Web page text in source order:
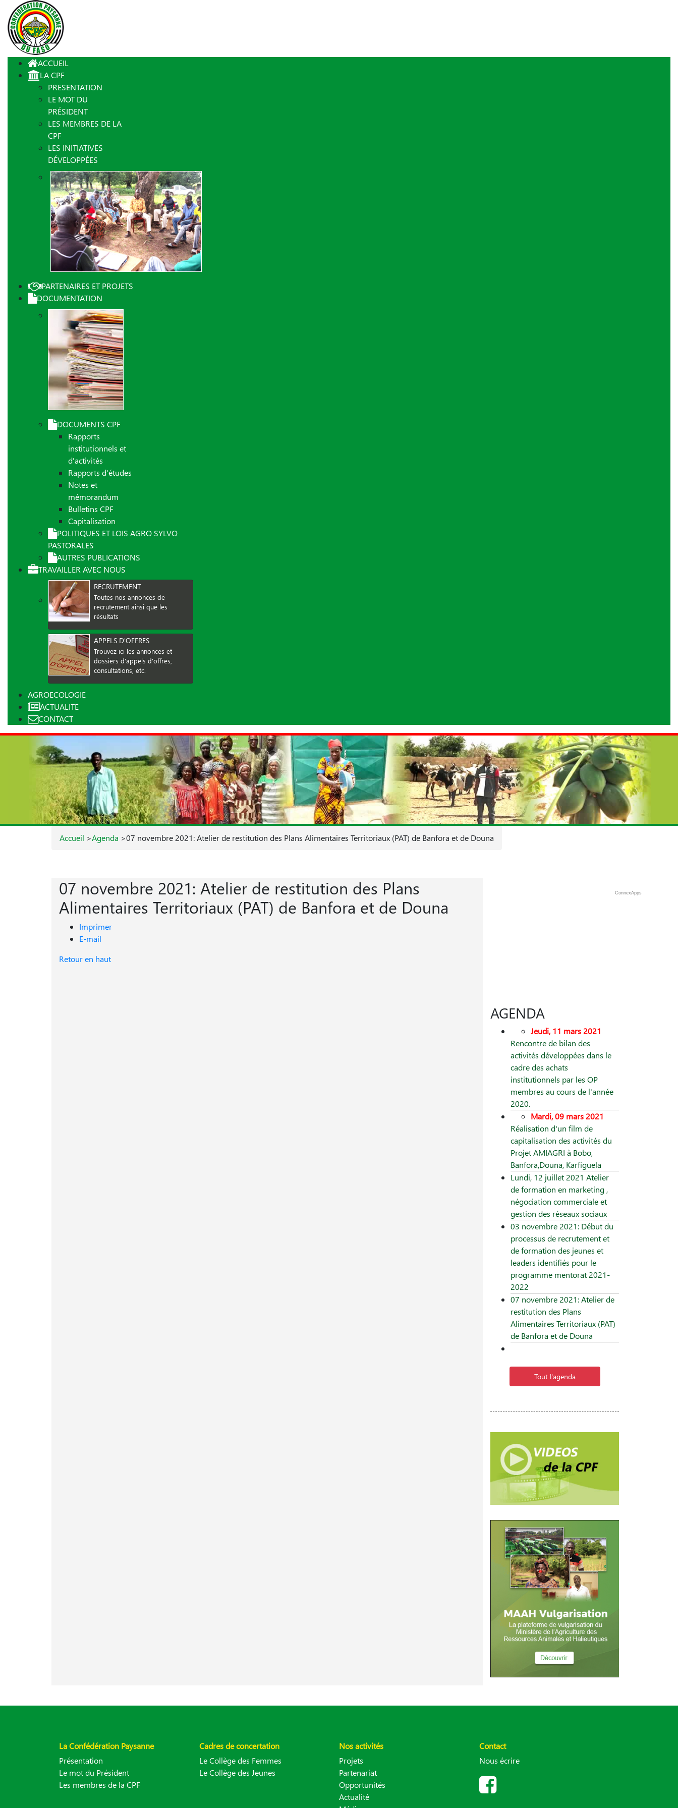
ACCUEIL
LA CPF
PRESENTATION
LE MOT DU
PRÉSIDENT
LES MEMBRES DE LA
CPF
LES INITIATIVES
DÉVELOPPÉES
PARTENAIRES ET PROJETS
DOCUMENTATION
DOCUMENTS CPF
Rapports
institutionnels et
d'activités
Rapports d'études
Notes et
mémorandum
Bulletins CPF
Capitalisation
POLITIQUES ET LOIS AGRO SYLVO
PASTORALES
AUTRES PUBLICATIONS
TRAVAILLER AVEC NOUS
RECRUTEMENT
Toutes nos annonces de
recrutement ainsi que les
résultats
APPELS D'OFFRES
Trouvez ici les annonces et
dossiers d'appels d'offres,
consultations, etc.
AGROECOLOGIE
ACTUALITE
CONTACT
Accueil >Agenda >07 novembre 2021: Atelier de restitution des Plans Alimentaires Territoriaux (PAT) de Banfora et de Douna
07 novembre 2021: Atelier de restitution des Plans
Alimentaires Territoriaux (PAT) de Banfora et de Douna
Imprimer
E-mail
Retour en haut
ConnexApps
AGENDA
Jeudi, 11 mars 2021
Rencontre de bilan des
activités développées dans le
cadre des achats
institutionnels par les OP
membres au cours de l'année
2020.
Mardi, 09 mars 2021
Réalisation d'un film de
capitalisation des activités du
Projet AMIAGRI à Bobo,
Banfora,Douna, Karfiguela
Lundi, 12 juillet 2021 Atelier
de formation en marketing ,
négociation commerciale et
gestion des réseaux sociaux
03 novembre 2021: Début du
processus de recrutement et
de formation des jeunes et
leaders identifiés pour le
programme mentorat 2021-
2022
07 novembre 2021: Atelier de
restitution des Plans
Alimentaires Territoriaux (PAT)
de Banfora et de Douna
Tout l'agenda
La Confédération Paysanne
Présentation
Le mot du Président
Les membres de la CPF
Cadres de concertation
Le Collège des Femmes
Le Collège des Jeunes
Nos activités
Projets
Partenariat
Opportunités
Actualité
Contact
Nous écrire